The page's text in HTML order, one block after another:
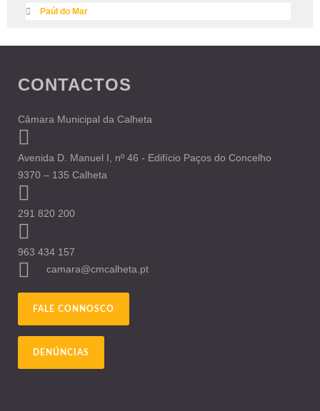
Paúl do Mar
CONTACTOS
Câmara Municipal da Calheta
Avenida D. Manuel I, nº 46 - Edifício Paços do Concelho
9370 – 135 Calheta
291 820 200
963 434 157
camara@cmcalheta.pt
FALE CONNOSCO
DENÚNCIAS